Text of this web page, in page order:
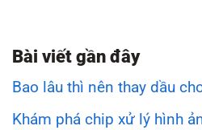
Bài viết gần đây
Bao lâu thì nên thay dầu
Khám phá chip xử lý hình